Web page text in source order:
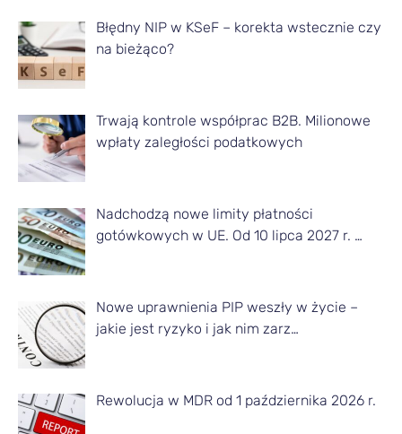
Błędny NIP w KSeF – korekta wstecznie czy
na bieżąco?
Trwają kontrole współprac B2B. Milionowe
wpłaty zaległości podatkowych
Nadchodzą nowe limity płatności
gotówkowych w UE. Od 10 lipca 2027 r. …
Nowe uprawnienia PIP weszły w życie –
jakie jest ryzyko i jak nim zarz…
Rewolucja w MDR od 1 października 2026 r.
ł
y
z
d
a
n
g
o
i
e
i
ą